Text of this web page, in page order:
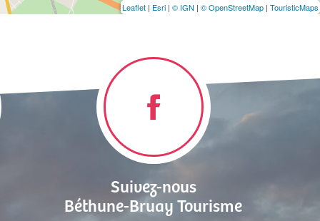
Leaflet | Esri | © IGN | © OpenStreetMap | TouristicMaps
Suivez-nous
Béthune-Bruay Tourisme